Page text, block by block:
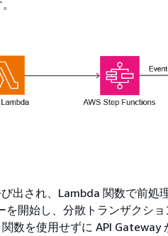
出され、Lambda 関数で前処
開始し、分散トランザクシ
数を使用せずに API Gateway